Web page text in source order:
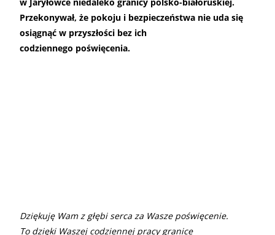
Przekonywał, że pokoju i bezpieczeństwa nie uda się
osiągnąć w przyszłości bez ich
codziennego poświęcenia.
Dziękuję Wam z głębi serca za Wasze poświęcenie.
To dzięki Waszej codziennej pracy granice